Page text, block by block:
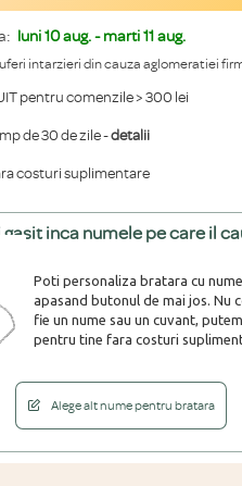
luni 10 aug. - marti 11 aug.
intarzieri din cauza aglomeratiei
pentru comenzile > 300 lei
de 30 de zile -detalii
costuri suplimentare
gasit inca numele pe care il
Poti personaliza bratara cu
apasand butonul de mai jos. Nu
fie un nume sau un cuvant,
pentru tine fara costuri
Alege alt nume pentru bratara